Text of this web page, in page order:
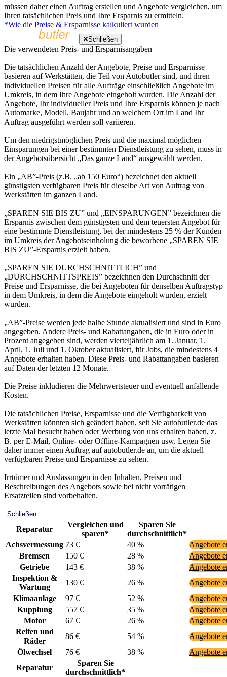
müssen daher einen Auftrag erstellen und Angebote vergleichen, um
Ihren tatsächlichen Preis und Ihre Ersparnis zu ermitteln.
*Wie die Preise & Ersparnisse kalkuliert wurden
Schließen
Die verwendeten Preis- und Ersparnisangaben
Die tatsächlichen Anzahl der Angebote, Preise und Ersparnisse
basieren auf Werkstätten, die Teil von Autobutler sind, und ihren
individuellen Preisen für alle Aufträge einschließlich Angebote im
Umkreis, in dem Ihre Angebote eingeholt wurden. Die Anzahl der
Angebote, Ihr individueller Preis und Ihre Ersparnis können je nach
Automarke, Modell, Baujahr und an welchem Ort im Land Ihr
Auftrag ausgeführt werden soll variieren.
Um den niedrigstmöglichen Preis und die maximal möglichen
Einsparungen bei einer bestimmten Dienstleistung zu sehen, muss in
der Angebotsübersicht „Das ganze Land“ ausgewählt werden.
Ein „AB”-Preis (z.B. „ab 150 Euro“) bezeichnet den aktuell
günstigsten verfügbaren Preis für dieselbe Art von Auftrag von
Werkstätten im ganzen Land.
„SPAREN SIE BIS ZU” und „EINSPARUNGEN” bezeichnen die
Ersparnis zwischen dem günstigsten und dem teuersten Angebot für
eine bestimmte Dienstleistung, bei der mindestens 25 % der Kunden
im Umkreis der Angebotseinholung die beworbene „SPAREN SIE
BIS ZU”-Ersparnis erzielt haben.
„SPAREN SIE DURCHSCHNITTLICH” und
„DURCHSCHNITTSPREIS” bezeichnen den Durchschnitt der
Preise und Ersparnisse, die bei Angeboten für denselben Auftragstyp
in dem Umkreis, in dem die Angebote eingeholt wurden, erzielt
wurden.
„AB”-Preise werden jede halbe Stunde aktualisiert und sind in Euro
angegeben. Andere Preis- und Rabattangaben, die in Euro oder in
Prozent angegeben sind, werden vierteljährlich am 1. Januar, 1.
April, 1. Juli und 1. Oktober aktualisiert, für Jobs, die mindestens 4
Angebote erhalten haben. Diese Preis- und Rabattangaben basieren
auf Daten der letzten 12 Monate.
Die Preise inkludieren die Mehrwertsteuer und eventuell anfallende
Kosten.
Die tatsächlichen Preise, Ersparnisse und die Verfügbarkeit von
Werkstätten könnten sich geändert haben, seit Sie autobutler.de das
letzte Mal besucht haben oder Werbung von uns erhalten haben, z.
B. per E-Mail, Online- oder Offline-Kampagnen usw. Legen Sie
daher immer einen Auftrag auf autobutler.de an, um die aktuell
verfügbaren Preise und Ersparnisse zu sehen.
Irrtümer und Auslassungen in den Inhalten, Preisen und
Beschreibungen des Angebots sowie bei nicht vorrätigen
Ersatzteilen sind vorbehalten.
Schließen
Reparatur
Vergleichen und
sparen*
Sparen Sie
durchschnittlich*
Achsvermessung 73 € 40 %
Angebote
Bremsen
150 € 28 %
Angebote
Getriebe
143 € 38 %
Angebote
Inspektion &
Wartung
130 € 26 %
Angebote
Klimaanlage
97 € 52 %
Angebote
Kupplung
557 € 35 %
Angebote
Motor
67 € 26 %
Angebote
Reifen und
Räder
86 € 54 %
Angebote
Ölwechsel
76 € 38 %
Angebote
Reparatur
Sparen Sie
durchschnittlich*